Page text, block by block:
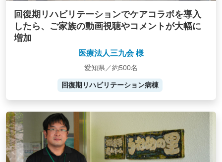
回復期リハビリテーションでケアコラボを導入
したら、ご家族の動画視聴やコメントが大幅に
増加
医療法人三九会 様
愛知県／約500名
回復期リハビリテーション病棟